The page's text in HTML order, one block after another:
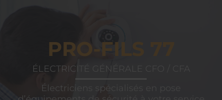
PRO-FILS 77
ÉLECTRICITÉ GÉNÉRALE CFO / CFA
Électriciens spécialisés en pose